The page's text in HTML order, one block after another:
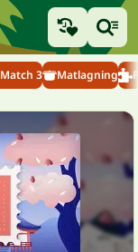
Match 3 Matlagning